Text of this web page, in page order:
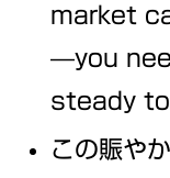
market
—you
steady
この賑や